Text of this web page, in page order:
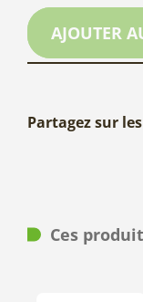
AJOUTER
Partagez sur
Ces